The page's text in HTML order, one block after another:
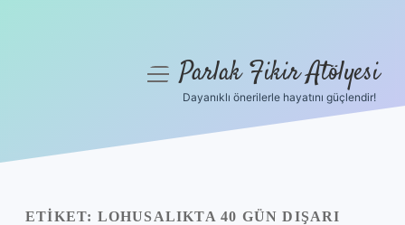
Yasal Uyarı
menüyüParlak Fikir Atölyesi
Dayanıklı önerilerle hayatını güçlendir!
ETIKET: LOHUSALIKTA 40 GÜN DIŞARI